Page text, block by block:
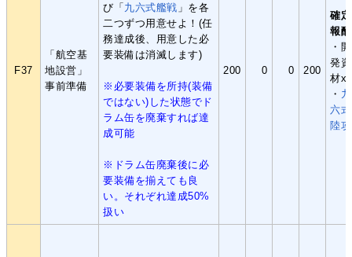
F37
「航空基
地設営」
事前準備
び「九六式艦戦 」を各
二つずつ用意せよ！(任
務達成後、用意した必
要装備は消滅します)
※必要装備を所持(装備
ではない)した状態でド
ラム缶を廃棄すれば達
成可能
※ドラム缶廃棄後に必
要装備を揃えても良
い。それぞれ達成50%
扱い
200 0 0 200
確定
報酬
・開
発資
材x2
・ 九
六式
陸攻